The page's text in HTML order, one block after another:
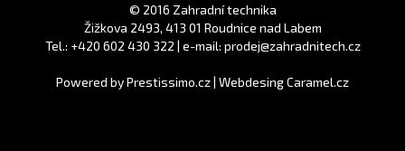
© 2016 Zahradní technika
Žižkova 2493, 413 01 Roudnice nad Labem
Tel.: +420 602 430 322 | e-mail: prodej@zahradnitech.cz
Powered byPrestissimo.cz| Webdesing Caramel.cz